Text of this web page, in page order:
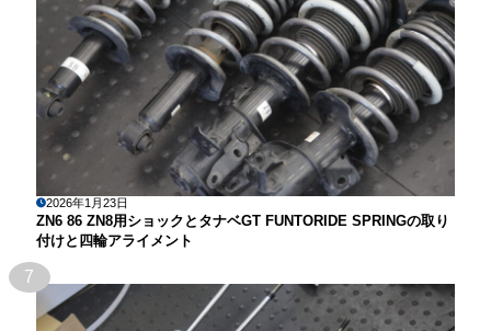
2026年1月23日
ZN6 86 ZN8用ショックとタナベGT FUNTORIDE SPRINGの取り
付けと四輪アライメント
7